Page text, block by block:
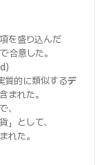
を盛り込んだ
合意した。
質的に類似するデ
まれた。
、
」として、
れた。